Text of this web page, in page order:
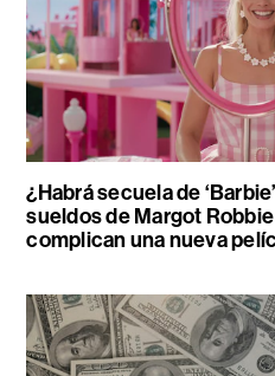
¿Habrá secuela de
sueldos de Margot
complican una nueva